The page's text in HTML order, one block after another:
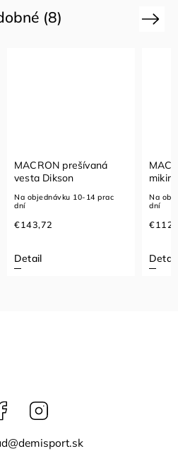
(8)
MACRON prešívaná
vesta Dikson
Na objednávku 10-14 prac
dní
€143,72
Detail
Na
dní
Detail
Next
Facebook
@demisport.sk